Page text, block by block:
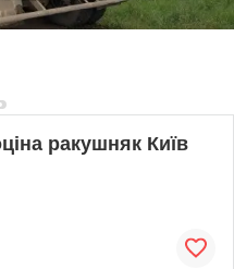
ракушняк Київ